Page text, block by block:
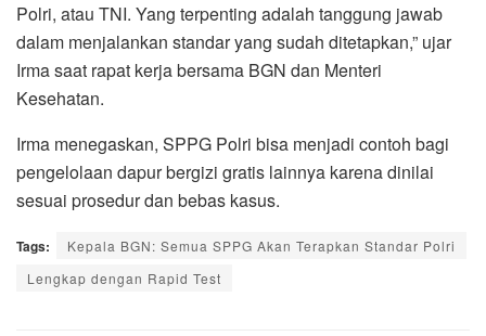
Polri, atau TNI. Yang terpenting adalah tanggung jawab
dalam menjalankan standar yang sudah ditetapkan,” ujar
Irma saat rapat kerja bersama BGN dan Menteri
Kesehatan.
Irma menegaskan, SPPG Polri bisa menjadi contoh bagi
pengelolaan dapur bergizi gratis lainnya karena dinilai
sesuai prosedur dan bebas kasus.
Tags:
Kepala BGN: Semua SPPG Akan Terapkan Standar Polri
Lengkap dengan Rapid Test